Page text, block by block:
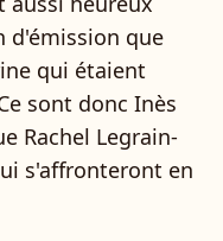
d'émission que
qui étaient
sont donc Inès
Rachel Legrain-
s'affronteront en